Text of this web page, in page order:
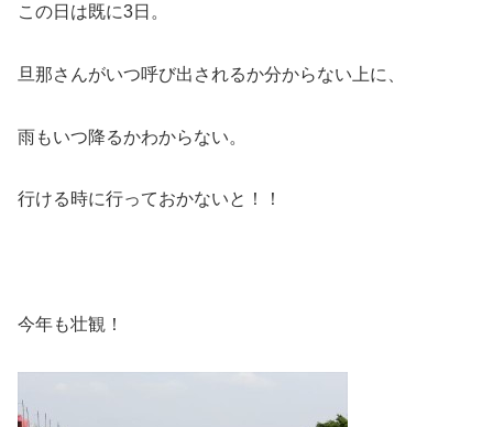
この日は既に3日。
旦那さんがいつ呼び出されるか分からない上に、
雨もいつ降るかわからない。
行ける時に行っておかないと！！
今年も壮観！